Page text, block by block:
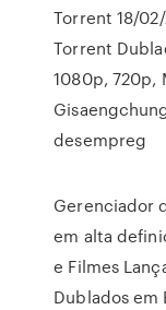
Torrent 18/
Torrent
1080p, 720p,
desempreg
Gerenciador
em alta
e Filmes
Dublados em